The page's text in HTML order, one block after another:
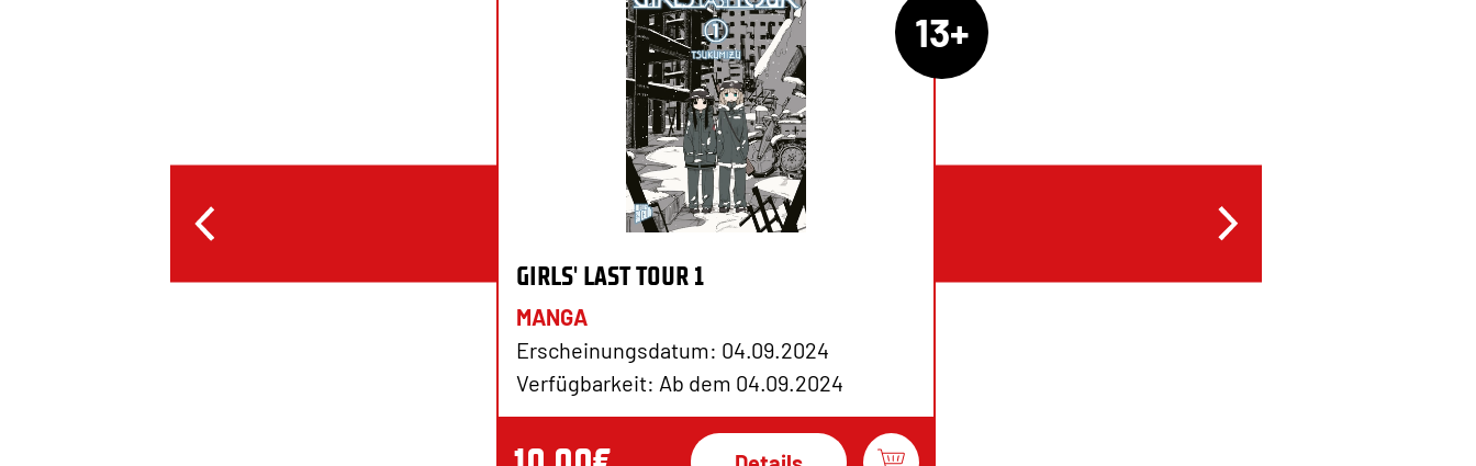
13+
GIRLS' LAST TOUR 1
MANGA
Erscheinungsdatum: 04.09.2024
Verfügbarkeit: Ab dem 04.09.2024